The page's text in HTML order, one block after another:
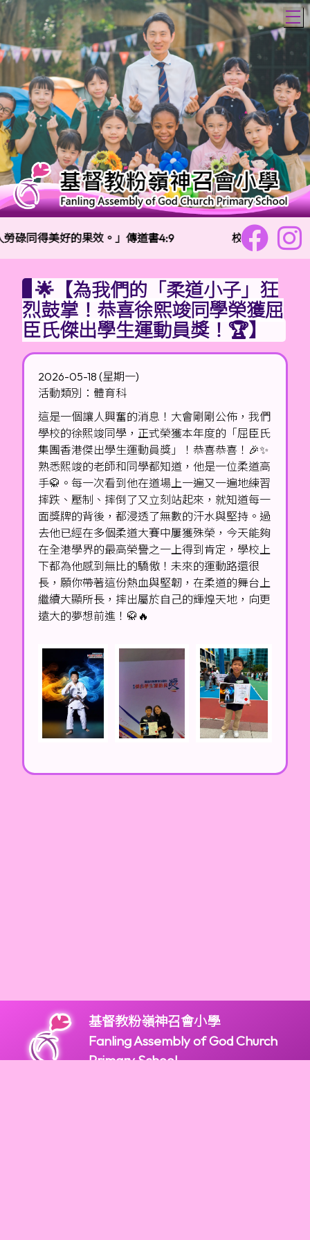
碌同得美好的果效。」傳道書4:9 校訓： 樂善勇
🌟【為我們的「柔道小子」狂
烈鼓掌！恭喜徐熙竣同學榮獲屈
臣氏傑出學生運動員獎！🏆】
2026-05-18 (星期一)
活動類別：體育科
這是一個讓人興奮的消息！大會剛剛公佈，我們
學校的徐熙竣同學，正式榮獲本年度的「屈臣氏
集團香港傑出學生運動員獎」！恭喜恭喜！🎉✨
熟悉熙竣的老師和同學都知道，他是一位柔道高
手🥋。每一次看到他在道場上一遍又一遍地練習
摔跌、壓制、摔倒了又立刻站起來，就知道每一
面獎牌的背後，都浸透了無數的汗水與堅持。過
去他已經在多個柔道大賽中屢獲殊榮，今天能夠
在全港學界的最高榮譽之一上得到肯定，學校上
下都為他感到無比的驕傲！未來的運動路還很
長，願你帶著這份熱血與堅韌，在柔道的舞台上
繼續大顯所長，摔出屬於自己的輝煌天地，向更
遠大的夢想前進！🥋🔥
基督教粉嶺神召會小學
Fanling Assembly of God Church
Primary School